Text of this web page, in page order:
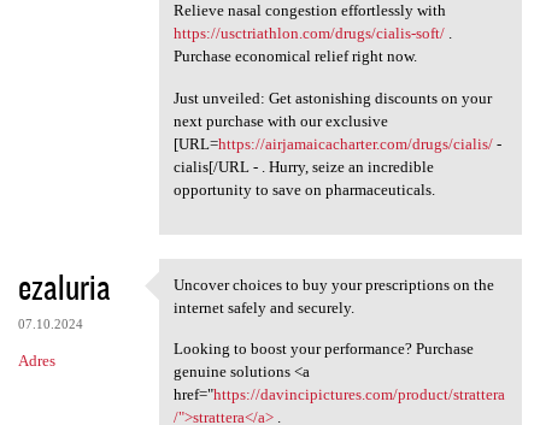
Relieve nasal congestion effortlessly with
https://usctriathlon.com/drugs/cialis-soft/.
Purchase economical relief right now.
Just unveiled: Get astonishing discounts on your
next purchase with our exclusive
[URL=https://airjamaicacharter.com/drugs/cialis/-
cialis[/URL - . Hurry, seize an incredible
opportunity to save on pharmaceuticals.
ezaluria
07.10.2024
Adres
Uncover choices to buy your
Uncover choices to buy your prescriptions on the
internet safely and securely.
Looking to boost your performance? Purchase
genuine solutions <a
href="https://davincipictures.com/product/strattera
/">strattera</a>.